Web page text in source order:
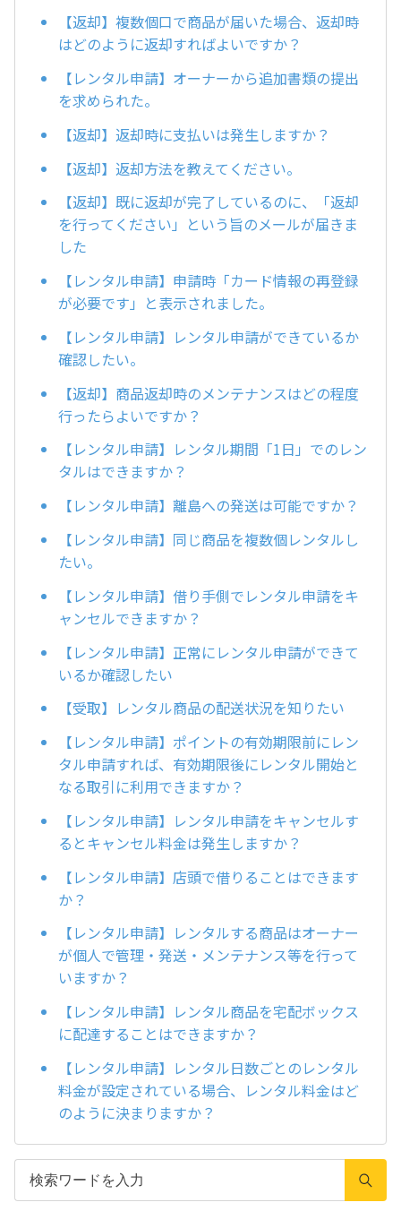
【返却】複数個口で商品が届いた場合、返却時
はどのように返却すればよいですか？
【レンタル申請】オーナーから追加書類の提出
を求められた。
【返却】返却時に支払いは発生しますか？
【返却】返却方法を教えてください。
【返却】既に返却が完了しているのに、「返却
を行ってください」という旨のメールが届きま
した
【レンタル申請】申請時「カード情報の再登録
が必要です」と表示されました。
【レンタル申請】レンタル申請ができているか
確認したい。
【返却】商品返却時のメンテナンスはどの程度
行ったらよいですか？
【レンタル申請】レンタル期間「1日」でのレン
タルはできますか？
【レンタル申請】離島への発送は可能ですか？
【レンタル申請】同じ商品を複数個レンタルし
たい。
【レンタル申請】借り手側でレンタル申請をキ
ャンセルできますか？
【レンタル申請】正常にレンタル申請ができて
いるか確認したい
【受取】レンタル商品の配送状況を知りたい
【レンタル申請】ポイントの有効期限前にレン
タル申請すれば、有効期限後にレンタル開始と
なる取引に利用できますか？
【レンタル申請】レンタル申請をキャンセルす
るとキャンセル料金は発生しますか？
【レンタル申請】店頭で借りることはできます
か？
【レンタル申請】レンタルする商品はオーナー
が個人で管理・発送・メンテナンス等を行って
いますか？
【レンタル申請】レンタル商品を宅配ボックス
に配達することはできますか？
【レンタル申請】レンタル日数ごとのレンタル
料金が設定されている場合、レンタル料金はど
のように決まりますか？